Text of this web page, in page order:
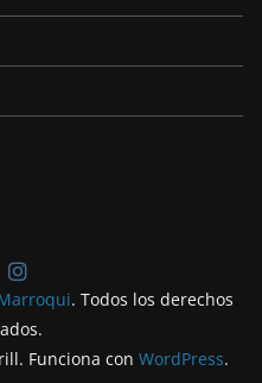
. Todos los derechos
Funciona con WordPress.